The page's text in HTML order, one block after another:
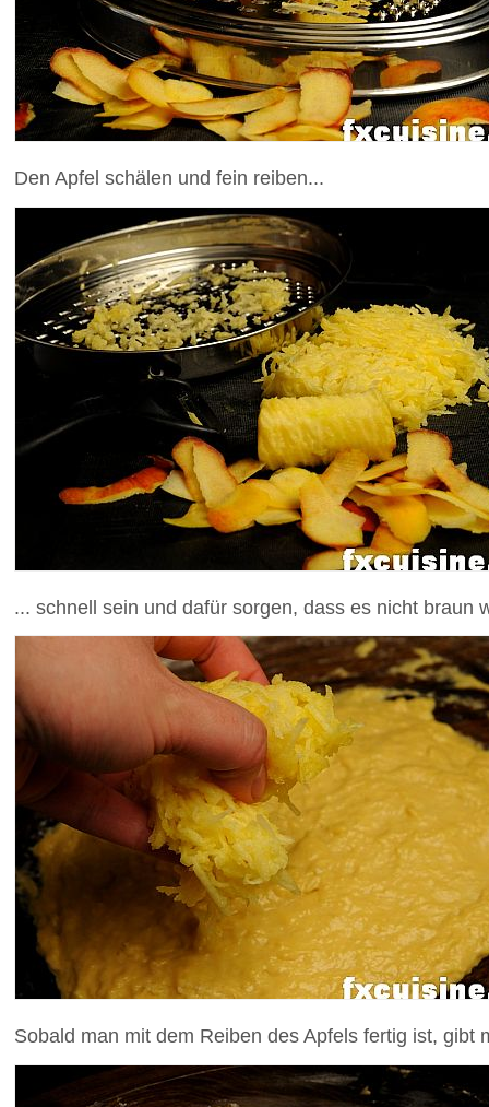
Den Apfel schälen und fein reiben...
... schnell sein und dafür sorgen, dass es nicht braun
Sobald man mit dem Reiben des Apfels fertig ist, gibt